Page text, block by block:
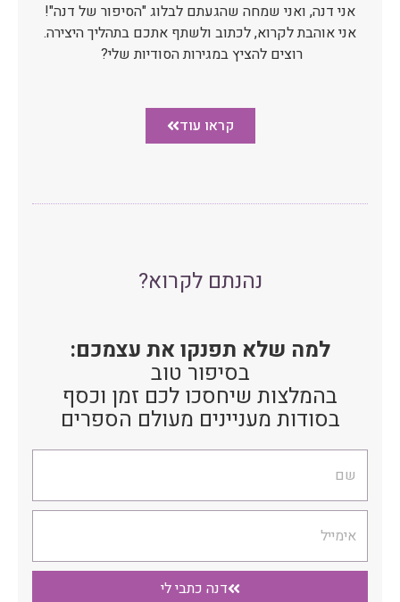
אני דנה, ואני שמחה שהגעתם לבלוג "הסיפור של דנה"!
אני אוהבת לקרוא, לכתוב ולשתף אתכם בתהליך היצירה.
רוצים להציץ במגירות הסודיות שלי?
קראו עוד
נהנתם לקרוא?
למה שלא תפנקו את עצמכם:
בסיפור טוב
בהמלצות שיחסכו לכם זמן וכסף
בסודות מעניינים מעולם הספרים
דנה כתבי לי